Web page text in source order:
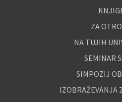
ZA
NA TUJIH
SEMINAR
SIMPOZIJ
IZOBRAŽEVANJA